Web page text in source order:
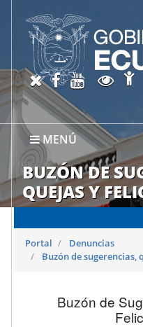
MENÚ
BUZÓN DE
QUEJAS Y
X oficial del
Facebook
Canal
Portal
Denuncias
Buzón de sugerencias,
Buzón de